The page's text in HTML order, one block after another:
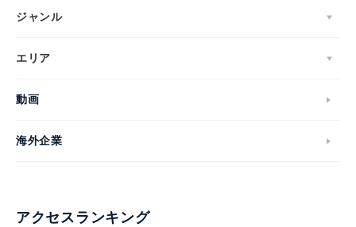
ジャンル
エリア
動画
海外企業
アクセスランキング